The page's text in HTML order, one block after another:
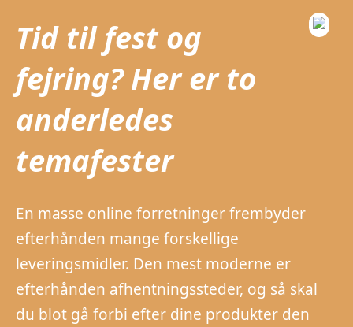
Tid til fest og
fejring? Her er to
anderledes
temafester
En masse online forretninger frembyder
efterhånden mange forskellige
leveringsmidler. Den mest moderne er
efterhånden afhentningssteder, og så skal
du blot gå forbi efter dine produkter den